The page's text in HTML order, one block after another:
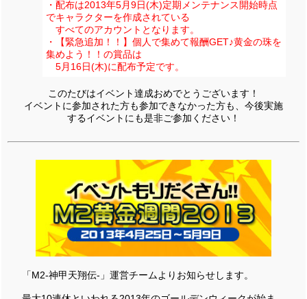
・配布は2013年5月9日(木)定期メンテナンス開始時点
でキャラクターを作成されている
すべてのアカウントとなります。
・【緊急追加！！】個人で集めて報酬GET♪黄金の珠を
集めよう！！の賞品は
5月16日(木)に配布予定です。
このたびはイベント達成おめでとうございます！
イベントに参加された方も参加できなかった方も、今後実施
するイベントにも是非ご参加ください！
「M2-神甲天翔伝-」運営チームよりお知らせします。